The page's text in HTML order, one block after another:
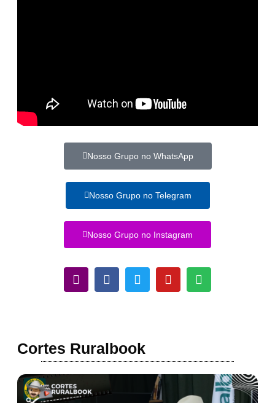
Nosso Grupo no WhatsApp
Nosso Grupo no Telegram
Nosso Grupo no Instagram
Cortes Ruralbook